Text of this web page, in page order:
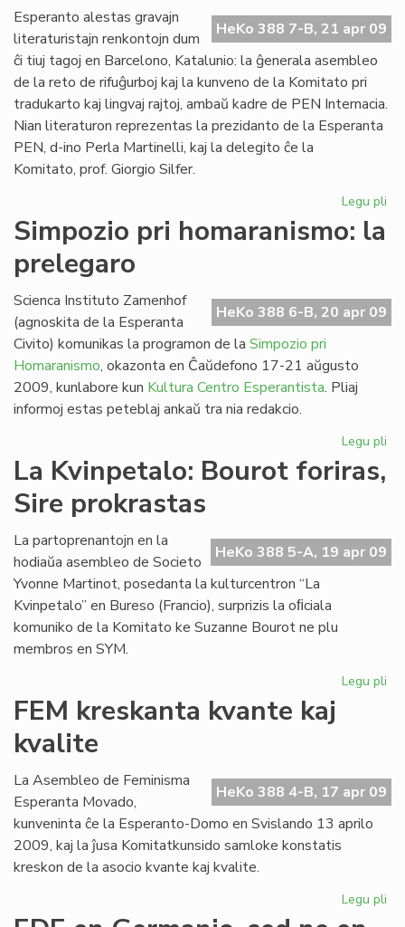
de
HeKo 388 7-B, 21 apr 09
Esperanto alestas gravajn
literaturistajn renkontojn dum
ĉi tiuj tagoj en Barcelono, Katalunio: la ĝenerala asembleo
de la reto de rifuĝurboj kaj la kunveno de la Komitato pri
tradukarto kaj lingvaj rajtoj, ambaŭ kadre de PEN Internacia.
Nian literaturon reprezentas la prezidanto de la Esperanta
PEN, d-ino Perla Martinelli, kaj la delegito ĉe la
Komitato, prof. Giorgio Silfer.
Legu pli
Simpozio pri homaranismo: la
prelegaro
HeKo 388 6-B, 20 apr 09
Scienca Instituto Zamenhof
(agnoskita de la Esperanta
Civito) komunikas la programon de la Simpozio pri
Homaranismo, okazonta en Ĉaŭdefono 17-21 aŭgusto
2009, kunlabore kun Kultura Centro Esperantista. Pliaj
informoj estas peteblaj ankaŭ tra nia redakcio.
Legu pli
La Kvinpetalo: Bourot foriras,
Sire prokrastas
HeKo 388 5-A, 19 apr 09
La partoprenantojn en la
hodiaŭa asembleo de Societo
Yvonne Martinot, posedanta la kulturcentron “La
Kvinpetalo” en Bureso (Francio), surprizis la oﬁciala
komuniko de la Komitato ke Suzanne Bourot ne plu
membros en SYM.
Legu pli
FEM kreskanta kvante kaj
kvalite
HeKo 388 4-B, 17 apr 09
La Asembleo de Feminisma
Esperanta Movado,
kunveninta ĉe la Esperanto-Domo en Svislando 13 aprilo
2009, kaj la ĵusa Komitatkunsido samloke konstatis
kreskon de la asocio kvante kaj kvalite.
Legu pli